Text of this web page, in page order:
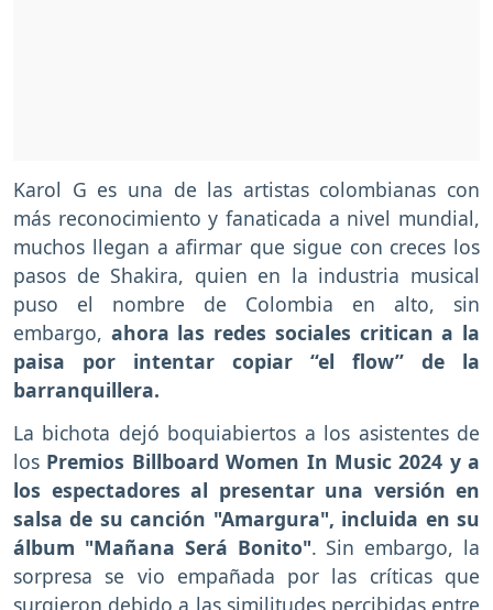
Karol G es una de las artistas colombianas con
más reconocimiento y fanaticada a nivel mundial,
muchos llegan a afirmar que sigue con creces los
pasos de Shakira, quien en la industria musical
puso el nombre de Colombia en alto, sin
embargo, ahora las redes sociales critican a la
paisa por intentar copiar “el flow” de la
barranquillera.
La bichota dejó boquiabiertos a los asistentes de
los Premios Billboard Women In Music 2024 y a
los espectadores al presentar una versión en
salsa de su canción "Amargura", incluida en su
álbum "Mañana Será Bonito". Sin embargo, la
sorpresa se vio empañada por las críticas que
surgieron debido a las similitudes percibidas entre